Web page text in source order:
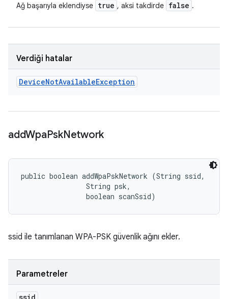
Ağ başarıyla eklendiyse true , aksi takdirde false .
Verdiği hatalar
DeviceNotAvailableException
addWpaPskNetwork
public boolean addWpaPskNetwork (String ssid,
                String psk,
                boolean scanSsid)
ssid ile tanımlanan WPA-PSK güvenlik ağını ekler.
Parametreler